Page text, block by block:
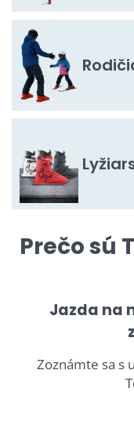
Prečo sú
Jazda na
Zoznámte sa s